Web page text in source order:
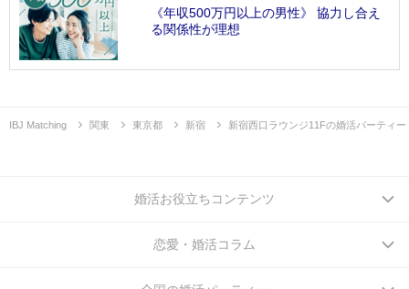
《年収500万円以上の男性》 協力し合え
る関係性が理想
IBJ Matching 関東 東京都 新宿 新宿西口ラウンジ11Fの婚活パーティー
婚活お役立ちコンテンツ
恋愛・婚活コラム